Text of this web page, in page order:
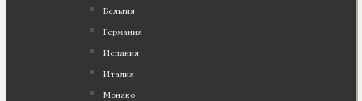
Бельгия
Германия
Испания
Италия
Монако